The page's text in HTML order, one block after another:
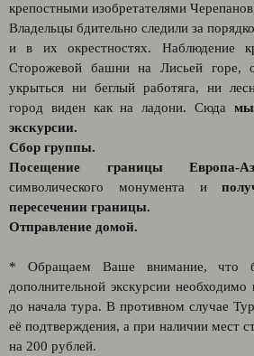
крепостными изобретателями
Владельцы бдительно следили за
и в их окрестностях. Наблюдение
Сторожевой башни на Лисьей горе,
укрыться ни беглый работяга, ни
город виден как на ладони. Сюда мы
экскурсии.
Сбор группы.
Посещение границы Европа-
символического монумента и
пересечении границы.
Отправление домой.
* Обращаем Ваше внимание, что
дополнительной экскурсии необходимо
до начала тура. В противном случае
её подтверждения, а при наличии мест
на 200 рублей.